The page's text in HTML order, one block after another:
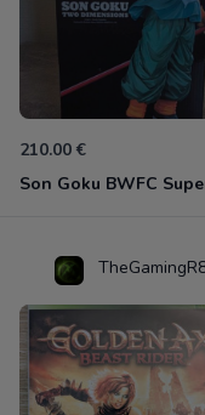
210.00 €